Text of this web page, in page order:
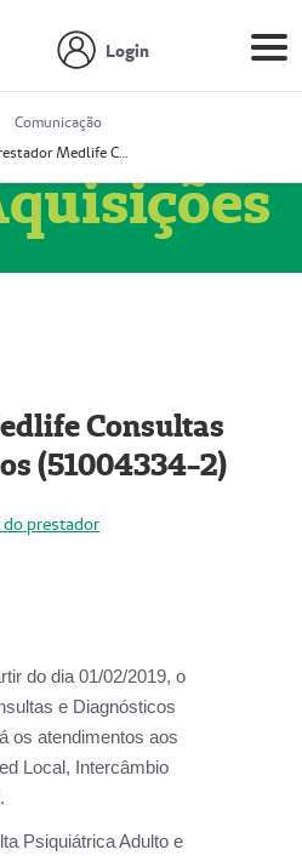
Login
Comunicação
Prestador Medlife Consultas e Diagnósticos (51004334-2)
Consultas
(51004334-2)
prestador
do dia 01/02/2019, o
e Diagnósticos
os atendimentos aos
Local, Intercâmbio
Psiquiátrica Adulto e